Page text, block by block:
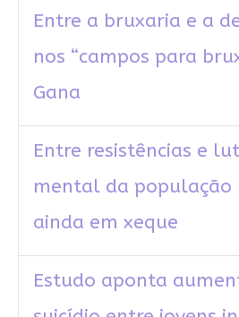
Entre a bruxaria e a
nos “campos para
Gana
Entre resistências e
mental da população
ainda em xeque
Estudo aponta